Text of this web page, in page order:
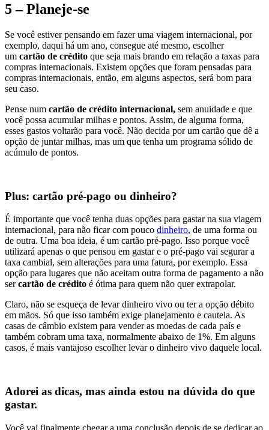
5 – Planeje-se
Se você estiver pensando em fazer uma viagem internacional, por
exemplo, daqui há um ano, consegue até mesmo, escolher
um cartão de crédito que seja mais brando em relação a taxas para
compras internacionais. Existem opções que foram pensadas para
compras internacionais, então, em alguns aspectos, será bom para
seu caso.
Pense num cartão de crédito internacional, sem anuidade e que
você possa acumular milhas e pontos. Assim, de alguma forma,
esses gastos voltarão para você. Não decida por um cartão que dê a
opção de juntar milhas, mas um que tenha um programa sólido de
acúmulo de pontos.
Plus: cartão pré-pago ou dinheiro?
É importante que você tenha duas opções para gastar na sua viagem
internacional, para não ficar com pouco dinheiro, de uma forma ou
de outra. Uma boa ideia, é um cartão pré-pago. Isso porque você
utilizará apenas o que pensou em gastar e o pré-pago vai segurar a
taxa cambial, sem alterações para uma fatura, por exemplo. Essa
opção para lugares que não aceitam outra forma de pagamento a não
sercartão de crédito é ótima para quem não quer extrapolar.
Claro, não se esqueça de levar dinheiro vivo ou ter a opção débito
em mãos. Só que isso também exige planejamento e cautela. As
casas de câmbio existem para vender as moedas de cada país e
também cobram uma taxa, normalmente abaixo de 1%. Em alguns
casos, é mais vantajoso escolher levar o dinheiro vivo daquele local.
Adorei as dicas, mas ainda estou na dúvida do que
gastar.
Você vai finalmente chegar a uma conclusão depois de se dedicar ao